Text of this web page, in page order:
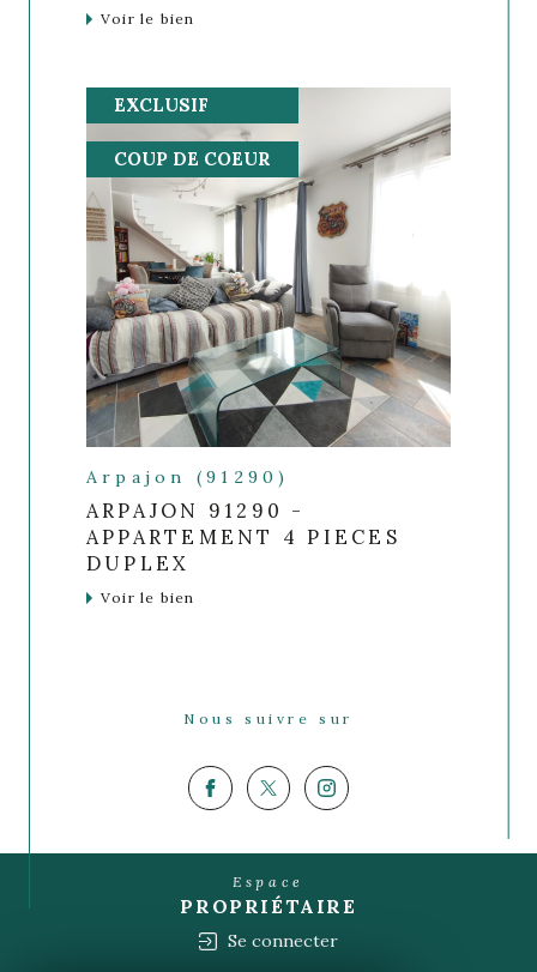
Voir le bien
EXCLUSIF
COUP DE COEUR
Arpajon (91290)
ARPAJON 91290 -
APPARTEMENT 4 PIECES
DUPLEX
Voir le bien
Nous suivre sur
Espace
PROPRIÉTAIRE
Se connecter